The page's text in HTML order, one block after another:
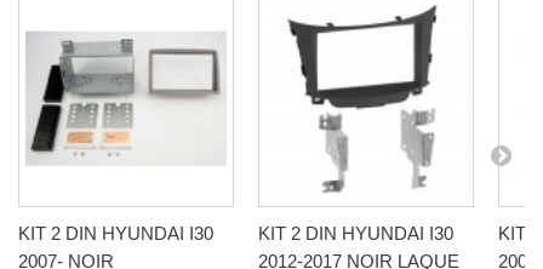
KIT 2 DIN HYUNDAI I30
2007- NOIR
KIT 2 DIN HYUNDAI I30
2012-2017 NOIR LAQUE
KIT